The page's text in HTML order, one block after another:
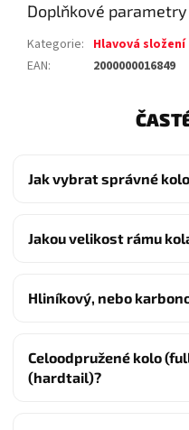
Doplňkové parametry
Kategorie: Hlavová složení
EAN: 2000000016849
Jak vybrat správné
Jakou velikost rámu
Hliníkový, nebo
Celoodpružené kolo
(hardtail)?